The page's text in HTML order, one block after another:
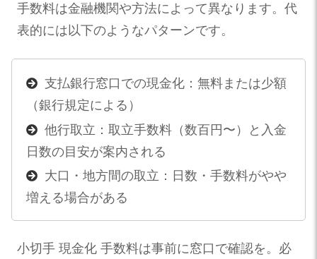
手数料は金融機関や方法によって異なります。代
表的には以下のようなパターンです。
支払銀行窓口での現金化：無料または少額
（銀行規定による）
他行取立：取立手数料（数百円〜）と入金
日数の目安が案内される
大口・地方間の取立：日数・手数料がやや
増える場合がある
小切手 現金化 手数料は事前に窓口で確認を。必